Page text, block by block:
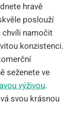
hravě
poslouží
chvíli namočit
konzistenci.
seženete ve
výživou.
svou krásnou